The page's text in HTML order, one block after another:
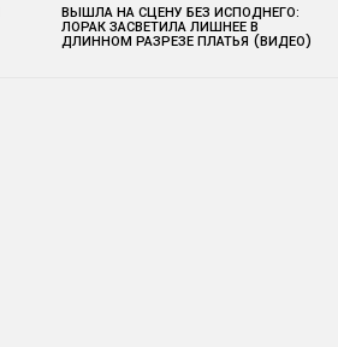
ВЫШЛА НА СЦЕНУ БЕЗ ИСПОДНЕГО:
ЛОРАК ЗАСВЕТИЛА ЛИШНЕЕ В
ДЛИННОМ РАЗРЕЗЕ ПЛАТЬЯ (ВИДЕО)